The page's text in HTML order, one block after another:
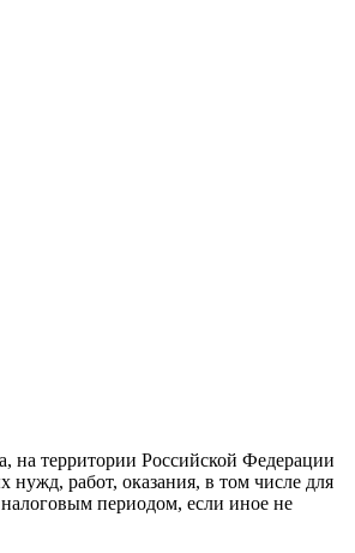
на территории Российской Федерации
нужд, работ, оказания, в том числе для
периодом, если иное не